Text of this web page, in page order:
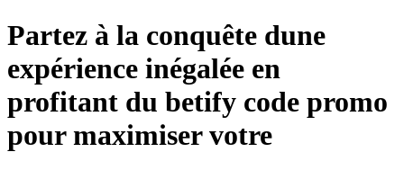
Partez à la conquête dune
expérience inégalée en
profitant du betify code promo
pour maximiser votre